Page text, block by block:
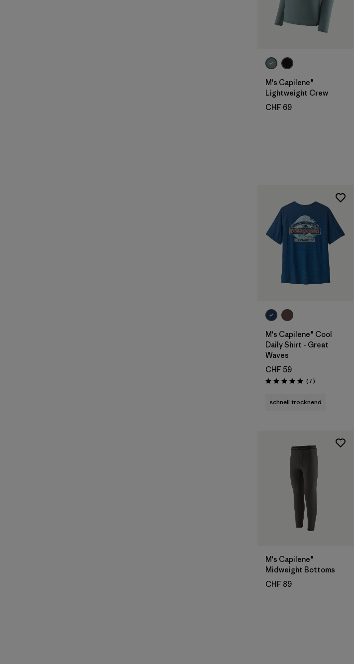
M's Capilene®
Lightweight Crew
CHF 69
M's Capilene® Cool
Daily Shirt - Great
Waves
CHF 59
Bewertung: 5.0 / 5
(7Rezensionen
)
schnell trocknend
M's Capilene®
Midweight Bottoms
CHF 89